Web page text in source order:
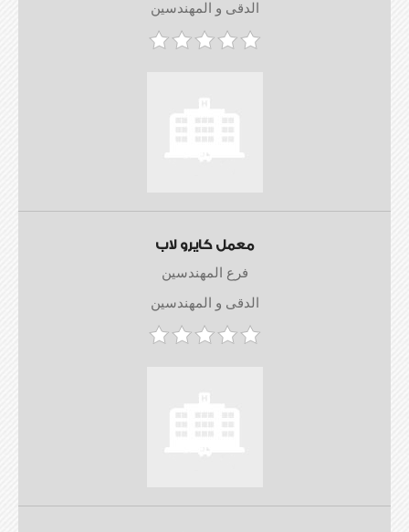
الدقى و المهندسين
معمل كايرو لاب
فرع المهندسين
الدقى و المهندسين